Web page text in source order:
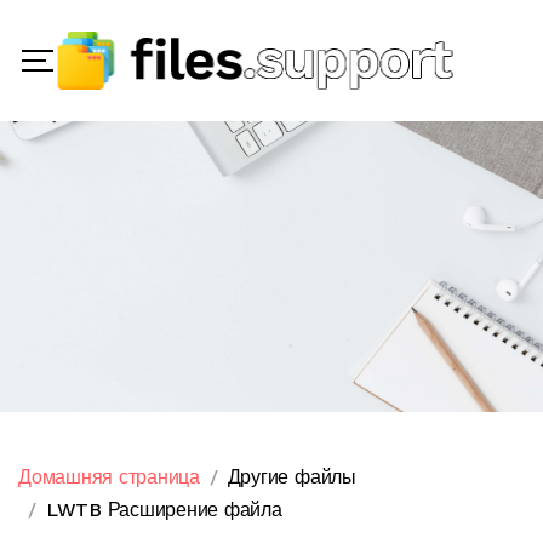
Домашняя страница
Другие файлы
LWTB Расширение файла